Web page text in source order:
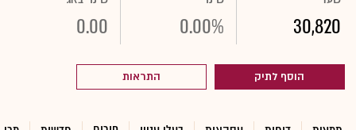
30,820
0.00%
0.00
הוסף לתיק התראות